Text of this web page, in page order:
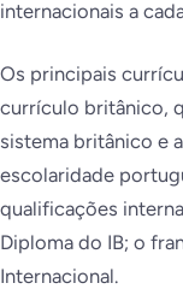
internacionais a
Os principais
currículo britânico,
sistema britânico e
escolaridade
qualificações
Diploma do IB; o
Internacional.